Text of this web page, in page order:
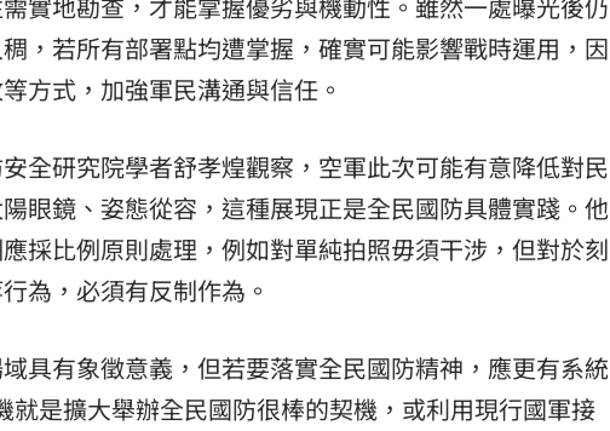
，若所有部署點均遭掌握，確實可能影響戰時運用，因
方式，加強軍民溝通與信任。
全研究院學者舒孝煌觀察，空軍此次可能有意降低對民
眼鏡、姿態從容，這種展現正是全民國防具體實踐。他
採比例原則處理，例如對單純拍照毋須干涉，但對於刻
為，必須有反制作為。
具有象徵意義，但若要落實全民國防精神，應更有系統
就是擴大舉辦全民國防很棒的契機，或利用現行國軍接